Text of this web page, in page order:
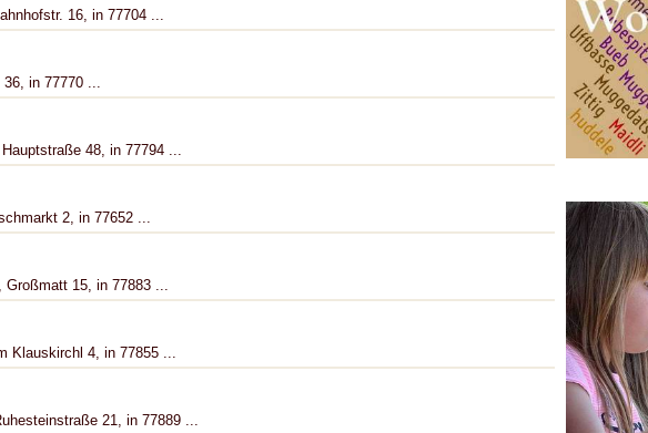
16, in 77704 ...
36, in 77770 ...
48, in 77794 ...
2, in 77652 ...
Großmatt 15, in 77883 ...
Klauskirchl 4, in 77855 ...
21, in 77889 ...